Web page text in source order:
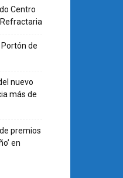
Centro
de
nuevo
más de
premios
en